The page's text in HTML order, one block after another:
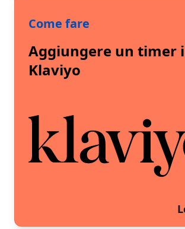
Come fare
Aggiungere un timer
Klaviyo